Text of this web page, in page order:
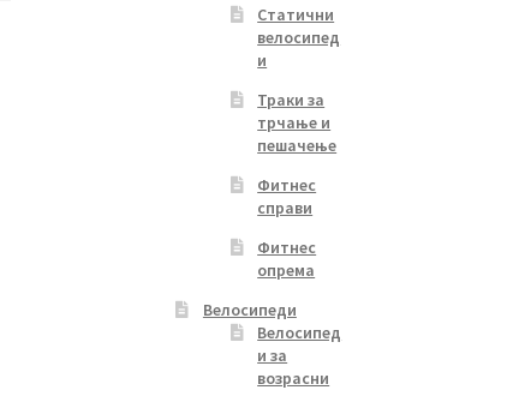
Статични
велосипед
и
Траки за
трчање и
пешачење
Фитнес
справи
Фитнес
опрема
Велосипеди
Велосипед
и за
возрасни